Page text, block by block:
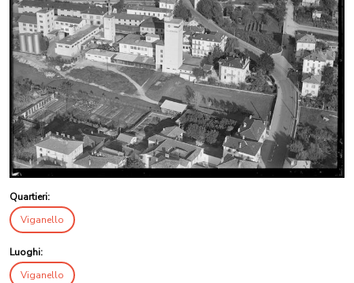
Quartieri:
Viganello
Luoghi:
Viganello